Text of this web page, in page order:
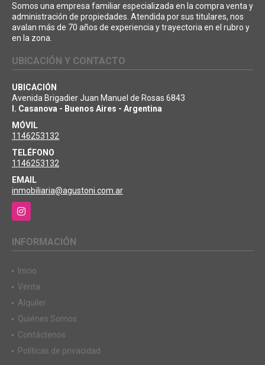
Somos una empresa familiar especializada en la compra venta y
administración de propiedades. Atendida por sus titulares, nos
avalan más de 70 años de experiencia y trayectoria en el rubro y
en la zona.
UBICACIÓN Y CONTACTO
UBICACIÓN
Avenida Brigadier Juan Manuel de Rosas 6843
I. Casanova - Buenos Aires - Argentina
MÓVIL
1146253132
TELÉFONO
1146253132
EMAIL
inmobiliaria@agustoni.com.ar
Instagram
INFORMACIÓN
Inicio
Venta
Alquiler
Quiénes Somos
Contáctenos
Políticas de privacidad